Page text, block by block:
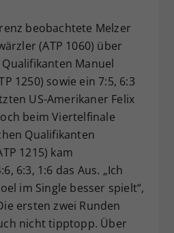
beobachtete Melzer
(ATP 1060) über
Manuel
1250) sowie ein 7:5, 6:3
US-Amerikaner Felix
beim Viertelfinale
Qualifikanten
1215) kam
6:3, 1:6 das Aus. „Ich
im Single besser spielt“,
ersten zwei Runden
nicht tipptopp. Über